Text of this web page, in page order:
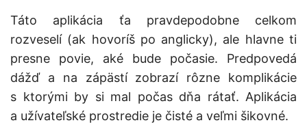
Táto aplikácia ťa pravdepodobne celkom
rozveselí (ak hovoríš po anglicky), ale hlavne ti
presne povie, aké bude počasie. Predpovedá
dážď a na zápästí zobrazí rôzne komplikácie
s ktorými by si mal počas dňa rátať. Aplikácia
a užívateľské prostredie je čisté a veľmi šikovné.